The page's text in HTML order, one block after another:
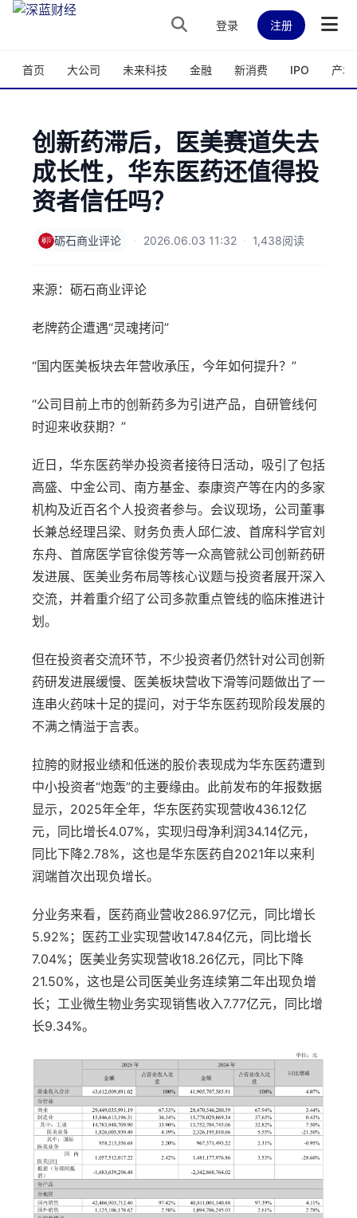
跳转到主内容
登录 注册
首页 大公司 未来科技 金融 新消费 IPO 产城
创新药滞后，医美赛道失去
成长性，华东医药还值得投
资者信任吗？
砺石商业评论 · 2026.06.03 11:32 · 1,438阅读
来源：砺石商业评论
老牌药企遭遇“灵魂拷问”
“国内医美板块去年营收承压，今年如何提升？”
“公司目前上市的创新药多为引进产品，自研管线何
时迎来收获期？”
近日，华东医药举办投资者接待日活动，吸引了包括
高盛、中金公司、南方基金、泰康资产等在内的多家
机构及近百名个人投资者参与。会议现场，公司董事
长兼总经理吕梁、财务负责人邱仁波、首席科学官刘
东舟、首席医学官徐俊芳等一众高管就公司创新药研
发进展、医美业务布局等核心议题与投资者展开深入
交流，并着重介绍了公司多款重点管线的临床推进计
划。
但在投资者交流环节，不少投资者仍然针对公司创新
药研发进展缓慢、医美板块营收下滑等问题做出了一
连串火药味十足的提问，对于华东医药现阶段发展的
不满之情溢于言表。
拉胯的财报业绩和低迷的股价表现成为华东医药遭到
中小投资者“炮轰”的主要缘由。此前发布的年报数据
显示，2025年全年，华东医药实现营收436.12亿
元，同比增长4.07%，实现归母净利润34.14亿元，
同比下降2.78%，这也是华东医药自2021年以来利
润端首次出现负增长。
分业务来看，医药商业营收286.97亿元，同比增长
5.92%；医药工业实现营收147.84亿元，同比增长
7.04%；医美业务实现营收18.26亿元，同比下降
21.50%，这也是公司医美业务连续第二年出现负增
长；工业微生物业务实现销售收入7.77亿元，同比增
长9.34%。